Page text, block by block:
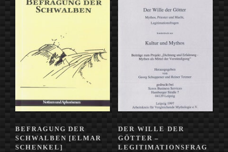
BEFRAGUNG DER
SCHWALBEN [ELMAR
SCHENKEL]
DER WILLE DER
GÖTTER –
LEGITIMATIONSFRAG